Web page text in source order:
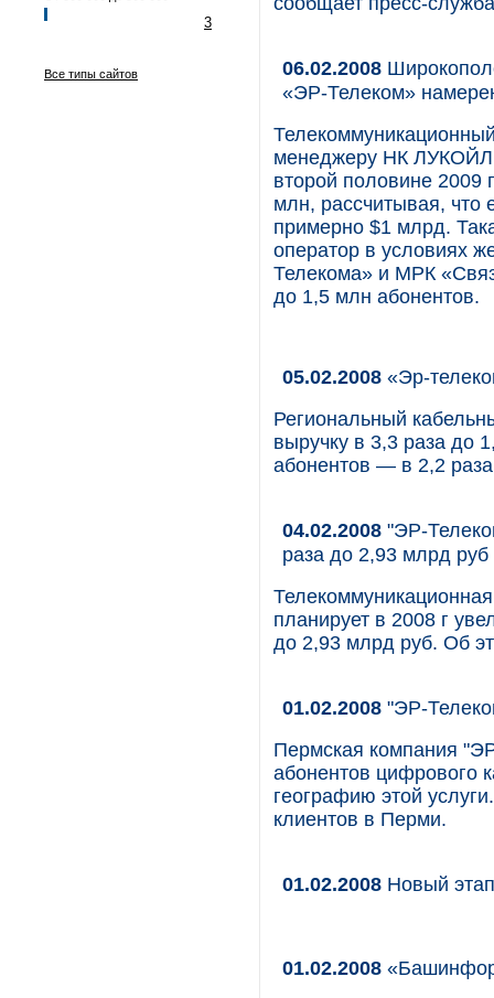
3
Все типы сайтов 06.02.2008
«ЭР-Телеком»
менеджеру НК ЛУКОЙЛ
второй половине 2009
млн, рассчитывая, что
примерно $1 млрд.
оператор в условиях
Телекома» и МРК
до 1,5 млн абонентов.
05.02.2008 «Эр-
Региональный
выручку в 3,3 раза до
абонентов — в 2,2
04.02.2008 "ЭР-
раза до 2,93 млрд руб
планирует в 2008 г
до 2,93 млрд руб. Об
01.02.2008 "ЭР-
Пермская компания
абонентов цифрового
географию этой
клиентов в Перми.
01.02.2008 Новый
01.02.2008